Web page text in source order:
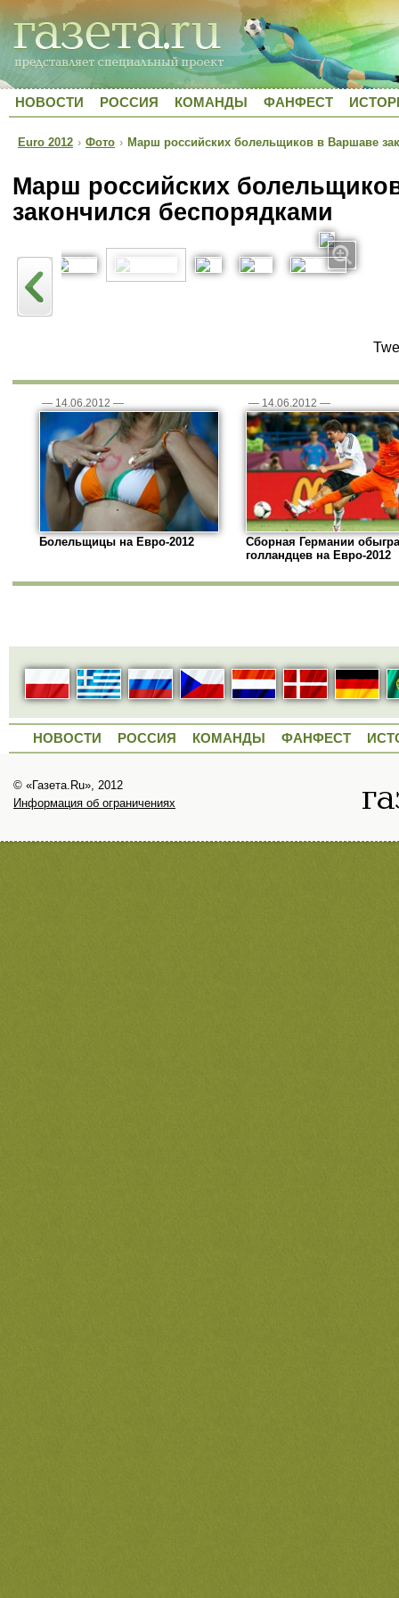
НОВОСТИ РОССИЯ КОМАНДЫ ФАНФЕСТ
Euro 2012 › Фото › Марш российских болельщиков в Варшаве
Марш российских
закончился беспорядками
— 14.06.2012 —
Болельщицы на Евро-2012
— 14.06.2012 —
Сборная Германии
голландцев на Евро-2012
НОВОСТИ РОССИЯ КОМАНДЫ ФАНФЕСТ
© «Газета.Ru», 2012
Информация об ограничениях